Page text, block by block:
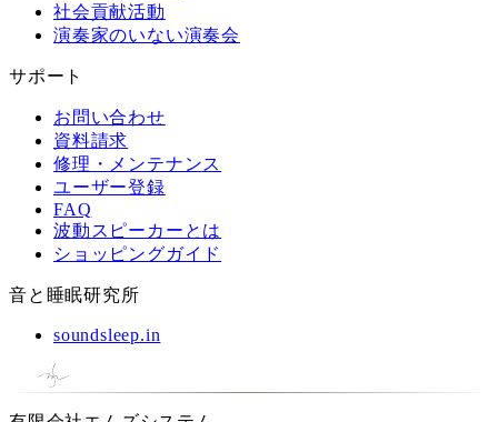
社会貢献活動
演奏家のいない演奏会
サポート
お問い合わせ
資料請求
修理・メンテナンス
ユーザー登録
FAQ
波動スピーカーとは
ショッピングガイド
音と睡眠研究所
soundsleep.in